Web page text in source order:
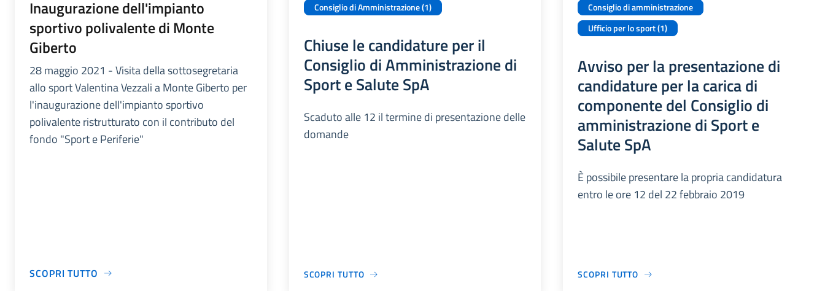
Inaugurazione dell'impianto
sportivo polivalente di Monte
Giberto
28 maggio 2021 - Visita della sottosegretaria
allo sport Valentina Vezzali a Monte Giberto per
l'inaugurazione dell'impianto sportivo
polivalente ristrutturato con il contributo del
fondo "Sport e Periferie"
SCOPRI TUTTO
Consiglio di Amministrazione (1)
Chiuse le candidature per il
Consiglio di Amministrazione di
Sport e Salute SpA
Scaduto alle 12 il termine di presentazione delle
domande
SCOPRI TUTTO
Consiglio di amministrazione
Ufficio per lo sport (1)
Avviso per la presentazione di
candidature per la carica di
componente del Consiglio di
amministrazione di Sport e
Salute SpA
È possibile presentare la propria candidatura
entro le ore 12 del 22 febbraio 2019
SCOPRI TUTTO